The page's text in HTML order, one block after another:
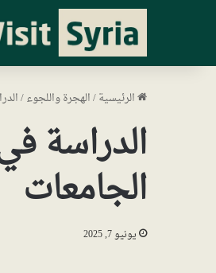
الرئيسية/الهجرة واللجوء/
الدراسة
الجامعات
يونيو 7, 2025